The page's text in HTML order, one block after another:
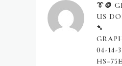
👔🪙
US
➴
04-14-